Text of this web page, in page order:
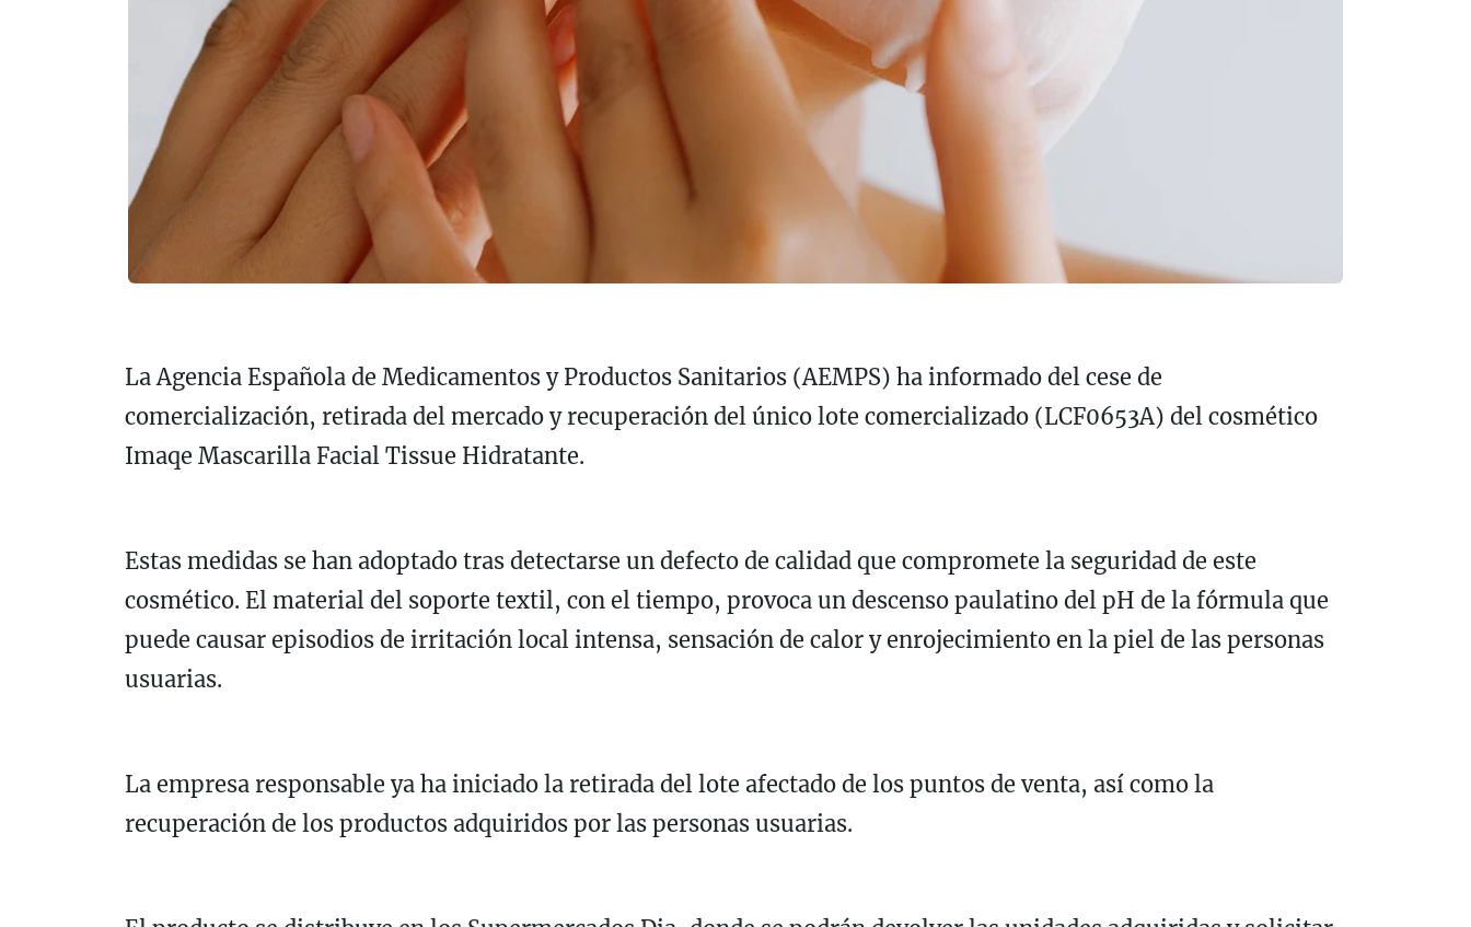
La Agencia Española de Medicamentos y Productos Sanitarios (AEMPS) ha informado del cese de
comercialización, retirada del mercado y recuperación del único lote comercializado (LCF0653A) del cosmético
Imaqe Mascarilla Facial Tissue Hidratante.
Estas medidas se han adoptado tras detectarse un defecto de calidad que compromete la seguridad de este
cosmético. El material del soporte textil, con el tiempo, provoca un descenso paulatino del pH de la fórmula que
puede causar episodios de irritación local intensa, sensación de calor y enrojecimiento en la piel de las personas
usuarias.
La empresa responsable ya ha iniciado la retirada del lote afectado de los puntos de venta, así como la
recuperación de los productos adquiridos por las personas usuarias.